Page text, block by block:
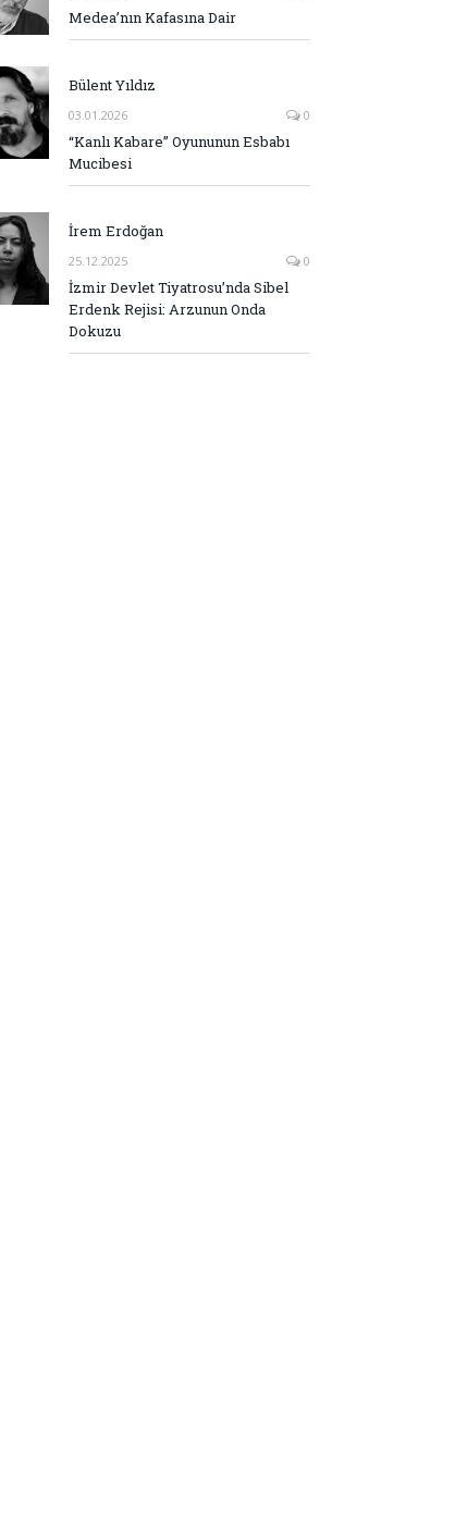
Medea’nın Kafasına Dair
Bülent Yıldız
03.01.2026 0
“Kanlı Kabare” Oyununun Esbabı
Mucibesi
İrem Erdoğan
25.12.2025 0
İzmir Devlet Tiyatrosu’nda Sibel
Erdenk Rejisi: Arzunun Onda
Dokuzu